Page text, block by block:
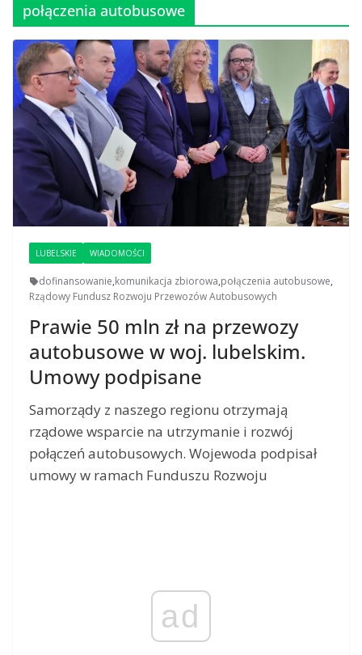
połączenia autobusowe
LUBELSKIE WIADOMOŚCI
dofinansowanie,komunikacja zbiorowa,połączenia autobusowe,
Rządowy Fundusz Rozwoju Przewozów Autobusowych
Prawie 50 mln zł na przewozy
autobusowe w woj. lubelskim.
Umowy podpisane
Samorządy z naszego regionu otrzymają
rządowe wsparcie na utrzymanie i rozwój
połączeń autobusowych. Wojewoda podpisał
umowy w ramach Funduszu Rozwoju
ad